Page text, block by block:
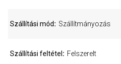
Szállítási mód Szállítmányozás
Szállítási feltétel Felszerelt